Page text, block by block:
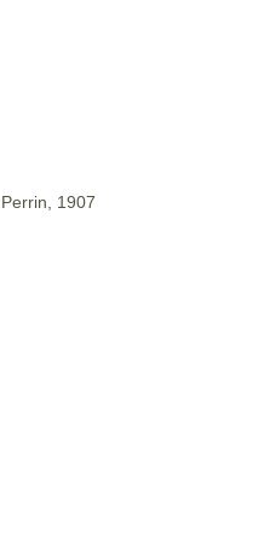
1907